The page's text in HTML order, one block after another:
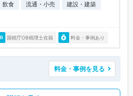
飲食 流通・小売
建設・建築
国税庁OB税理士在籍 料金・事例あり
料金・事例を見る